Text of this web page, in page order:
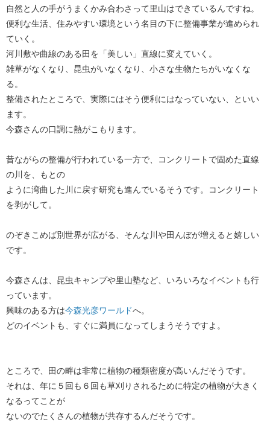
自然と人の手がうまくかみ合わさって里山はできているんですね。
便利な生活、住みやすい環境という名目の下に整備事業が進められ
ていく。
河川敷や曲線のある田を「美しい」直線に変えていく。
雑草がなくなり、昆虫がいなくなり、小さな生物たちがいなくな
る。
整備されたところで、実際にはそう便利にはなっていない、といい
ます。
今森さんの口調に熱がこもります。
昔ながらの整備が行われている一方で、コンクリートで固めた直線
の川を、もとの
ように湾曲した川に戻す研究も進んでいるそうです。コンクリート
を剥がして。
のぞきこめば別世界が広がる、そんな川や田んぼが増えると嬉しい
です。
今森さんは、昆虫キャンプや里山塾など、いろいろなイベントも行
っています。
興味のある方は今森光彦ワールドへ。
どのイベントも、すぐに満員になってしまうそうですよ。
ところで、田の畔は非常に植物の種類密度が高いんだそうです。
それは、年に５回も６回も草刈りされるために特定の植物が大きく
なるってことが
ないのでたくさんの植物が共存するんだそうです。